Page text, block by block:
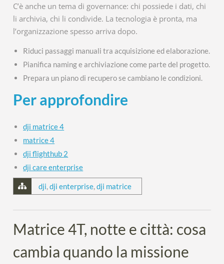
C’è anche un tema di governance: chi possiede i dati, chi
li archivia, chi li condivide. La tecnologia è pronta, ma
l’organizzazione spesso arriva dopo.
Riduci passaggi manuali tra acquisizione ed elaborazione.
Pianifica naming e archiviazione come parte del progetto.
Prepara un piano di recupero se cambiano le condizioni.
Per approfondire
dji matrice 4
matrice 4
dji flighthub 2
dji care enterprise
dji,dji enterprise,dji matrice
Matrice 4T, notte e città: cosa
cambia quando la missione